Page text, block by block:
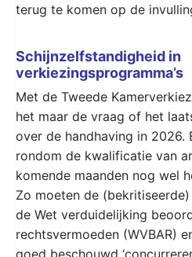
terug te komen op de
Schijnzelfstandigheid in
verkiezingsprogramma’s
Met de Tweede
het maar de vraag of het
over de handhaving in 2026.
rondom de kwalificatie van
komende maanden nog wel
Zo moeten de
de Wet verduidelijking
rechtsvermoeden (WVBAR)
goed beschouwd